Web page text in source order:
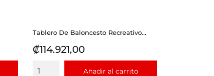
Tablero De Baloncesto Recreativo...
Precio
₡114.921,00
Añadir al carrito